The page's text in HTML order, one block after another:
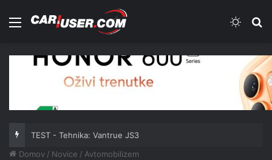
Meni
TEST - Tehnika: Vantrue JS3
Domov / Novice / Avtomobilizem